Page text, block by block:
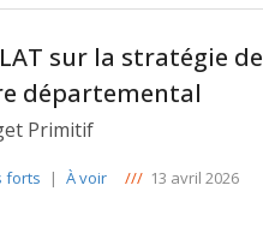
sur la stratégie de
départemental
Primitif
forts | À voir /// 13 avril 2026